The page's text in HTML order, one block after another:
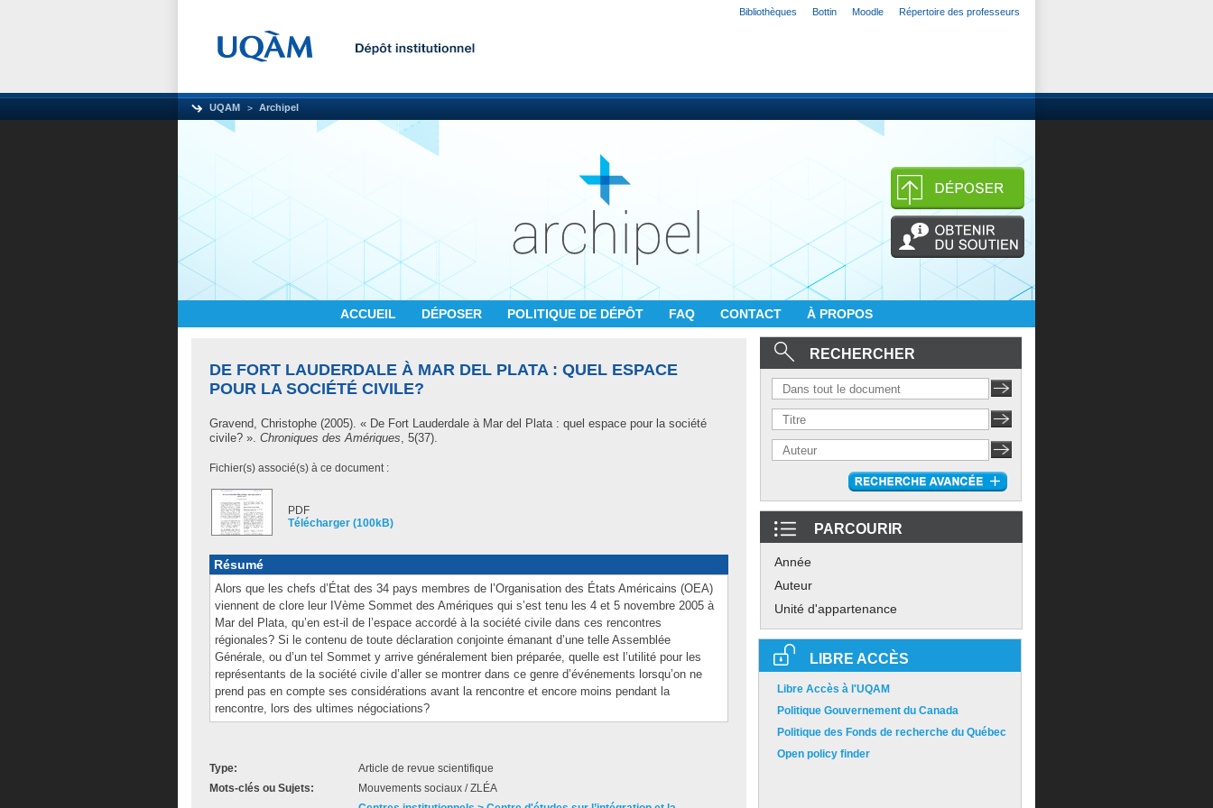
Bibliothèques Bottin Moodle Répertoire des professeurs
UQAM Archipel
ACCUEIL DÉPOSER POLITIQUE DE DÉPÔT FAQ CONTACT À PROPOS
DE FORT LAUDERDALE À MAR DEL PLATA : QUEL ESPACE
POUR LA SOCIÉTÉ CIVILE?
Gravend, Christophe (2005). « De Fort Lauderdale à Mar del Plata : quel espace pour la société
civile? ». Chroniques des Amériques, 5(37).
Fichier(s) associé(s) à ce document :
PDF
Télécharger (100kB)
Résumé
Alors que les chefs d’État des 34 pays membres de l’Organisation des États Américains (OEA)
viennent de clore leur IVème Sommet des Amériques qui s’est tenu les 4 et 5 novembre 2005 à
Mar del Plata, qu’en est-il de l’espace accordé à la société civile dans ces rencontres
régionales? Si le contenu de toute déclaration conjointe émanant d’une telle Assemblée
Générale, ou d’un tel Sommet y arrive généralement bien préparée, quelle est l’utilité pour les
représentants de la société civile d’aller se montrer dans ce genre d’événements lorsqu’on ne
prend pas en compte ses considérations avant la rencontre et encore moins pendant la
rencontre, lors des ultimes négociations?
Type:
Article de revue scientifique
Mots-clés ou Sujets:
Mouvements sociaux / ZLÉA
RECHERCHER
PARCOURIR
Année
Auteur
Unité d'appartenance
LIBRE ACCÈS
Libre Accès à l'UQAM
Politique Gouvernement du Canada
Politique des Fonds de recherche du Québec
Open policy finder